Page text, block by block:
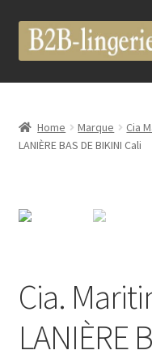
Aller
Aller
au
B2B Lingerie Site
Wholesale Registration
Boutique
Luxury Lingerie
Femme
Home Marque Cia
LANIÈRE BAS DE BIKINI Cali
Cia.
LANIÈRE